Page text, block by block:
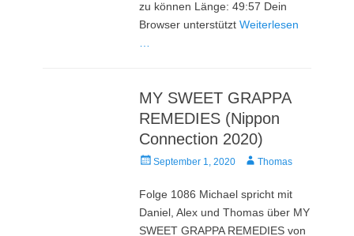
zu können Länge: 49:57 Dein
Browser unterstütztWeiterlesen
MY SWEET GRAPPA
REMEDIES (Nippon
Connection 2020)
Veröffentlicht
September 1, 2020 AutorThomas
Folge 1086 Michael spricht mit
Daniel, Alex und Thomas über MY
SWEET GRAPPA REMEDIES von